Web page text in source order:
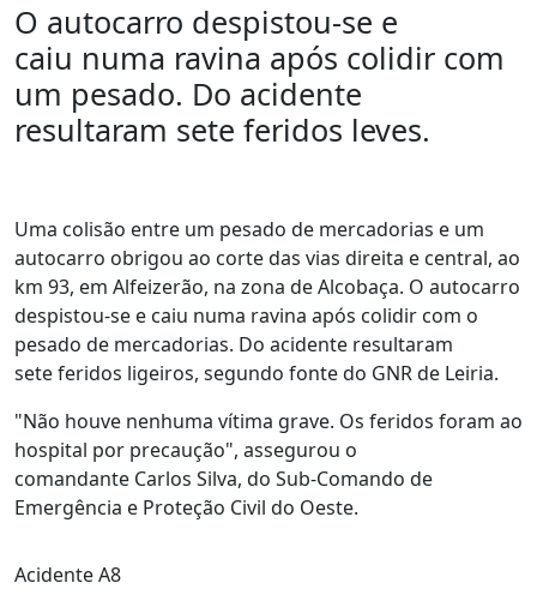
O autocarro despistou-se e
caiu numa ravina após colidir com
um pesado. Do acidente
resultaram sete feridos leves.
Uma colisão entre um pesado de mercadorias e um
autocarro obrigou ao corte das vias direita e central, ao
km 93, em Alfeizerão, na zona de Alcobaça. O autocarro
despistou-se e caiu numa ravina após colidir com o
pesado de mercadorias. Do acidente resultaram
sete feridos ligeiros, segundo fonte do GNR de Leiria.
"Não houve nenhuma vítima grave. Os feridos foram ao
hospital por precaução", assegurou o
comandante Carlos Silva, do Sub-Comando de
Emergência e Proteção Civil do Oeste.
Acidente A8